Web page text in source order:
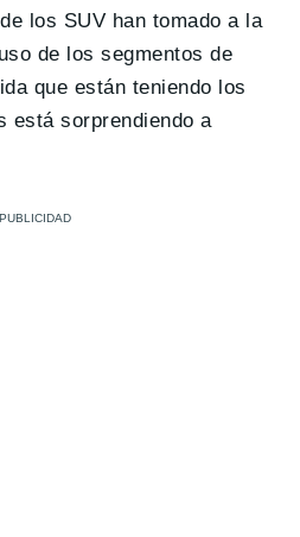
los SUV han tomado a la
de los segmentos de
que están teniendo los
está sorprendiendo a